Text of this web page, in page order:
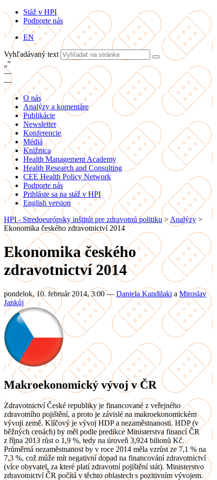
Stáž v HPI
Podporte nás
EN
Vyhľadávaný text
„”
—
—
O nás
Analýzy a komentáre
Publikácie
Newsletter
Konferencie
Médiá
Knižnica
Health Management Academy
Health Research and Consulting
CEE Health Policy Network
Podporte nás
Prihláste sa na stáž v HPI
English version
HPI - Stredoeurópsky inštitút pre zdravotnú politiku> Analýzy >
Ekonomika českého zdravotnictví 2014
Ekonomika českého
zdravotnictví 2014
pondelok, 10. február 2014, 3:00— Daniela Kandilaki a Miroslav
Jankůj
Makroekonomický vývoj v ČR
Zdravotnictví České republiky je financované z veřejného
zdravotního pojištění, a proto je závislé na makroekonomickém
vývoji země. Klíčový je vývoj HDP a nezaměstnanosti. HDP (v
běžných cenách) by měl podle predikce Ministerstva financí ČR
z října 2013 růst o 1,9 %, tedy na úroveň 3,924 bilionů Kč.
Průměrná nezaměstnanost by v roce 2014 měla vzrůst ze 7,1 % na
7,3 %, což může mít negativní dopad na financování zdravotnictví
(více obyvatel, za které platí zdravotní pojištění stát). Ministerstvo
zdravotnictví ČR počítá v těchto oblastech s pozitivním vývojem.